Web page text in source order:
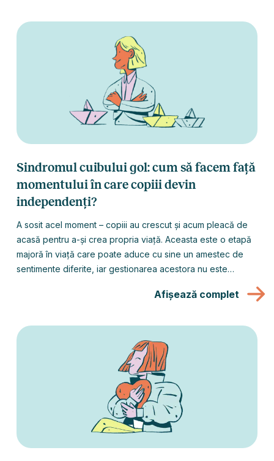
situationship atunci când îți dai seama că nu este pentru
tine? Hai să aflăm împreună.
Sindromul cuibului gol: cum să facem față
momentului în care copiii devin
independenți?
A sosit acel moment – copiii au crescut și acum pleacă de
acasă pentru a-și crea propria viață. Aceasta este o etapă
majoră în viață care poate aduce cu sine un amestec de
sentimente diferite, iar gestionarea acestora nu este
se confruntă cu sindromul cuibului gol, acest lucru nu este
Afișează complet